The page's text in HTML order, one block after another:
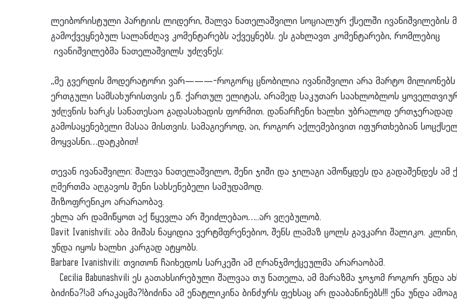
ლეიბორისტული პარტიის ლიდერი, შალვა ნათელაშვილი სოციალურ ქსელში ივანიშვილების
გამოქვეყნებულ სალანძღავ კომენტარებს აქვეყნებს. ეს გახლავთ კომენტარები, რომლებიც
ივანიშვილებმა ნათელაშვილს უძღვნეს:
,,მე გვერდის მოდერატორი ვარ———-როგორც ცნობილია ივანიშვილი არა მარტო მილიონებს
ერთგული სამსახურისთვის ე.წ. ქართულ ელიტას, არამედ საკუთარ საახლობლოს
უძღვნის ხარკს სანათესაო გადასახადის ფორმით. დანარჩენი ხალხი უბრალოდ ერთჯერადად
გამოსაყენებელი მასაა მისთვის. სამაგიეროდ, აი, როგორ აქლემებივით იფურთხებიან
მოყვასნი…დატკბით!
თევან ივანაშვილი: შალვა ნათელაშვილო, შენი ჯიში და ჯილაგი ამოწყდეს და გადაშენდეს ამ
ღმერთმა აღგავოს შენი სახსენებელი სამუდამოდ.
შიზოფრენიკო არარაობავ.
ეხლა არ დამიწყოთ აქ წყევლა არ შეიძლებაო…..არ ვღებულობ.
Davit Ivanishvili: აბა მიშას ნაყიდია ვერტმფრენებიო, შენს ლამაზ ცოლს გავკარი შალიკო.
უნდა იყოს ხალხი კარგად ატყობს.
Barbare Ivanishvili: თვითონ ჩაიხედოს სარკეში ამ ღრანჯმოქცეულმა არარაობამ.
Cecilia Babunashvili ეს გათახსირებული შალვაა თუ ნათელა, ამ მარაზმა ჯოჯომ როგორ უნდა
ბიძინა?!ამ არაკაცმა?!ბიძინა ამ ენატლიკინა ბინძურს ფეხსაც არ დააბანინებს!!! ენა უნდა